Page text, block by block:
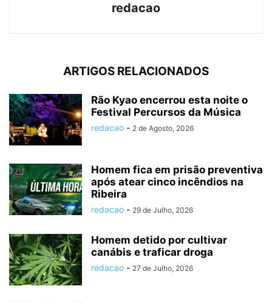
redacao
ARTIGOS RELACIONADOS
Rão Kyao encerrou esta noite o
Festival Percursos da Música
redacao - 2 de Agosto, 2026
Homem fica em prisão preventiva
após atear cinco incêndios na
Ribeira
redacao - 29 de Julho, 2026
Homem detido por cultivar
canábis e traficar droga
redacao - 27 de Julho, 2026